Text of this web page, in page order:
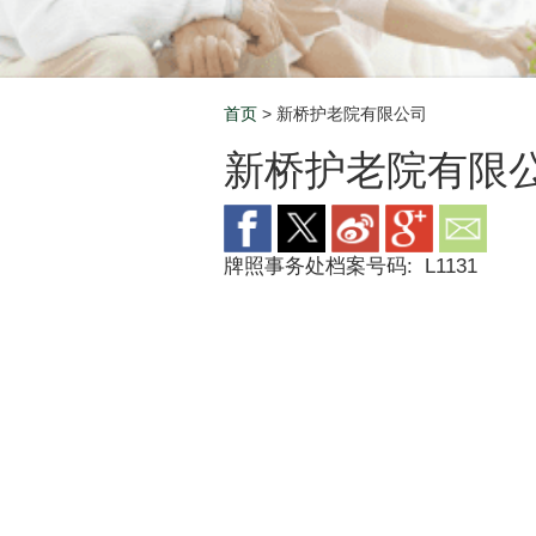
Breadcrumb
首页 > 新桥护老院有限公司
新桥护老院有限
牌照事务处档案号码: L1131